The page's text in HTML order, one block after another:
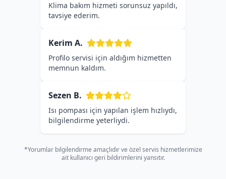
Klima bakım hizmeti sorunsuz yapıldı,
tavsiye ederim.
Kerim A.
Profilo servisi için aldığım hizmetten
memnun kaldım.
Sezen B.
Isı pompası için yapılan işlem hızlıydı,
bilgilendirme yeterliydi.
*Yorumlar bilgilendirme amaçlıdır ve özel servis hizmetlerimize
ait kullanıcı geri bildirimlerini yansıtır.